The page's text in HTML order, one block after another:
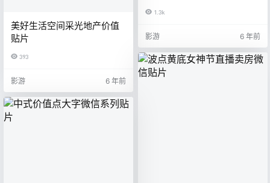
1.3k
影游 6 年前
美好生活空间采光地产价值
贴片
393
影游 6 年前